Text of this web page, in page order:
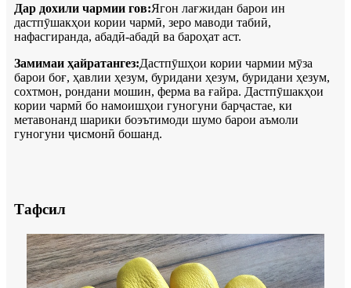
Дар дохили чармии гов:Ягон лағжидан барои ин
дастпӯшакҳои кории чармӣ, зеро маводи табиӣ,
нафасгиранда, абадӣ-абадӣ ва бароҳат аст.
Замимаи ҳайратангез:Дастпӯшҳои кории чармии мӯза
барои боғ, ҳавлии ҳезум, буридани ҳезум, буридани ҳезум,
сохтмон, рондани мошин, ферма ва ғайра. Дастпӯшакҳои
кории чармӣ бо намоишҳои гуногуни барҷастае, ки
метавонанд шарики боэътимоди шумо барои аъмоли
гуногуни ҷисмонӣ бошанд.
Тафсил